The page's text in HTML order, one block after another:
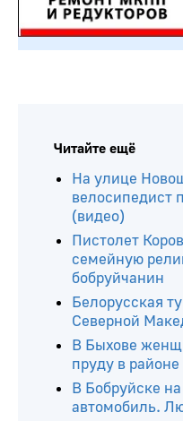
Читайте ещё
На улице
велосипедист
(видео)
Пистолет
семейную
бобруйчанин
Белорусская
Северной
В Быхове
пруду в
В Бобруйске
автомобиль.